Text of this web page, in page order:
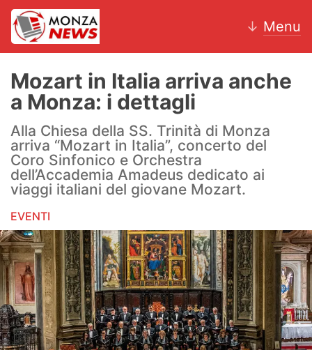
↓ Menu
AC Monza
Calcio
Motori
Volley
Hockey
Altri sport
Hockey
Mozart in Italia arriva anche
a Monza: i dettagli
Alla Chiesa della SS. Trinità di Monza
arriva “Mozart in Italia”, concerto del
Coro Sinfonico e Orchestra
dell’Accademia Amadeus dedicato ai
viaggi italiani del giovane Mozart.
EVENTI